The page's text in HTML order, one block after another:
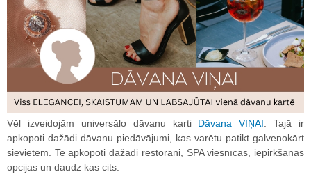
Vēl izveidojām universālo dāvanu karti Dāvana VIŅAI. Tajā ir
apkopoti dažādi dāvanu piedāvājumi, kas varētu patikt galvenokārt
sievietēm. Te apkopoti dažādi restorāni, SPA viesnīcas, iepirkšanās
opcijas un daudz kas cits.